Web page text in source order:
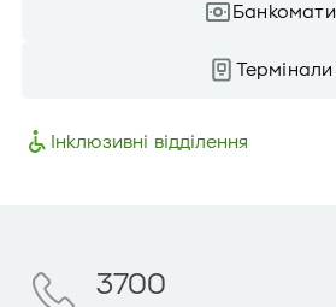
Банкомати
Термінали
Інклюзивні відділення
3700